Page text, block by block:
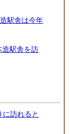
駅舎は今年
造駅舎を訪
訪れると